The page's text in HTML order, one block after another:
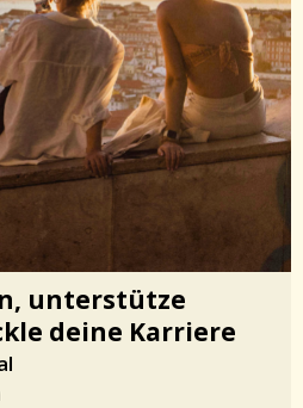
unterstütze
deine Karriere